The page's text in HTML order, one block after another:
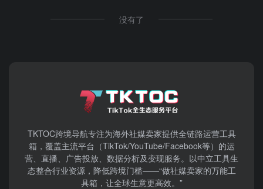
没有了
TKTOC跨境导航​专注为海外社媒卖家提供全链路运营工具
箱，覆盖主流平台（TikTok/YouTube/Facebook等）​的运
营、直播、广告投放、数据分析及变现服务。以中立工具生
态整合行业资源，降低跨境门槛——“做社媒卖家的万能工
具箱，让全球生意更高效。”